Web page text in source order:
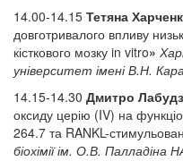
14.00-14.15 Тетяна
довготривалого впливу
кісткового мозку in vitro»
університет імені В.Н.
14.15-14.30 Дмитро
оксиду церію (IV) на
264.7 та RANKL-
біохімії ім. О.В. Палладіна